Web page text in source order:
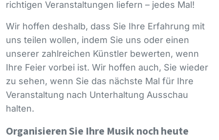
richtigen Veranstaltungen liefern – jedes Mal!
Wir hoffen deshalb, dass Sie Ihre Erfahrung mit
uns teilen wollen, indem Sie uns oder einen
unserer zahlreichen Künstler bewerten, wenn
Ihre Feier vorbei ist. Wir hoffen auch, Sie wieder
zu sehen, wenn Sie das nächste Mal für Ihre
Veranstaltung nach Unterhaltung Ausschau
halten.
Organisieren Sie Ihre Musik noch heute